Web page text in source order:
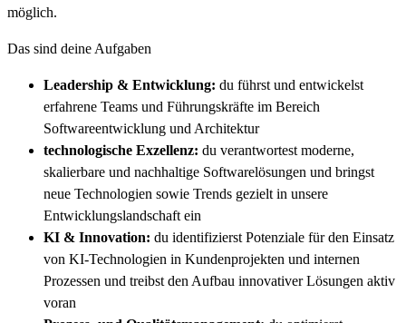
möglich.
Das sind deine Aufgaben
Leadership & Entwicklung: du führst und entwickelst
erfahrene Teams und Führungskräfte im Bereich
Softwareentwicklung und Architektur
technologische Exzellenz: du verantwortest moderne,
skalierbare und nachhaltige Softwarelösungen und bringst
neue Technologien sowie Trends gezielt in unsere
Entwicklungslandschaft ein
KI & Innovation: du identifizierst Potenziale für den Einsatz
von KI-Technologien in Kundenprojekten und internen
Prozessen und treibst den Aufbau innovativer Lösungen aktiv
voran